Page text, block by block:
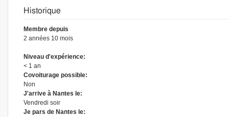
Historique
Membre depuis
2 années 10 mois
Niveau d'expérience:
< 1 an
Covoiturage possible:
Non
J'arrive à Nantes le:
Vendredi soir
Je pars de Nantes le: